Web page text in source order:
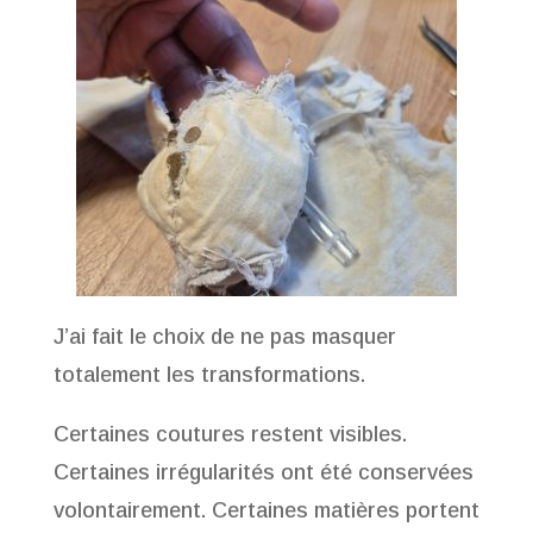
J’ai fait le choix de ne pas masquer
totalement les transformations.
Certaines coutures restent visibles.
Certaines irrégularités ont été conservées
volontairement. Certaines matières portent